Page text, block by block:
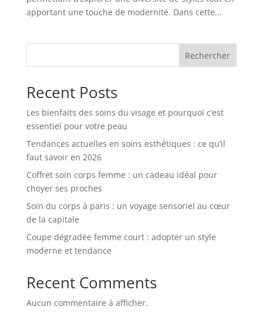
apportant une touche de modernité. Dans cette...
Rechercher
Recent Posts
Les bienfaits des soins du visage et pourquoi c’est
essentiel pour votre peau
Tendances actuelles en soins esthétiques : ce qu’il
faut savoir en 2026
Coffret soin corps femme : un cadeau idéal pour
choyer ses proches
Soin du corps à paris : un voyage sensoriel au cœur
de la capitale
Coupe dégradée femme court : adopter un style
moderne et tendance
Recent Comments
Aucun commentaire à afficher.